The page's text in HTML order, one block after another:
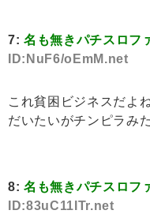
7: 名も無きパチスロフ
ID:NuF6/oEmM.net
これ貧困ビジネスだよ
だいたいがチンピラみ
8: 名も無きパチスロフ
ID:83uC11ITr.net